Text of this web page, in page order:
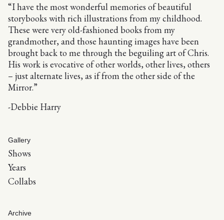
“I have the most wonderful memories of beautiful
storybooks with rich illustrations from my childhood.
These were very old-fashioned books from my
grandmother, and those haunting images have been
brought back to me through the beguiling art of Chris.
His work is evocative of other worlds, other lives, others
– just alternate lives, as if from the other side of the
Mirror.”
-Debbie Harry
Gallery
Shows
Years
Collabs
Archive